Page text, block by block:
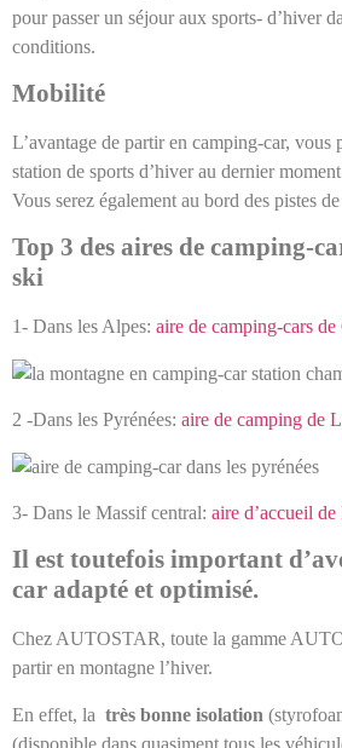
pour passer un séjour aux sports- d’hiver
conditions.
Mobilité
L’avantage de partir en camping-car, vous
station de sports d’hiver au dernier
Vous serez également au bord des pistes
Top 3 des aires de camping-
ski
1- Dans les Alpes: aire de camping-cars
2 -Dans les Pyrénées: aire de camping de
3- Dans le Massif central: aire d’accueil
Il est toutefois important
car adapté et optimisé.
Chez AUTOSTAR, toute la gamme
partir en montagne l’hiver.
En effet, la très bonne isolation
(disponible dans quasiment tous les